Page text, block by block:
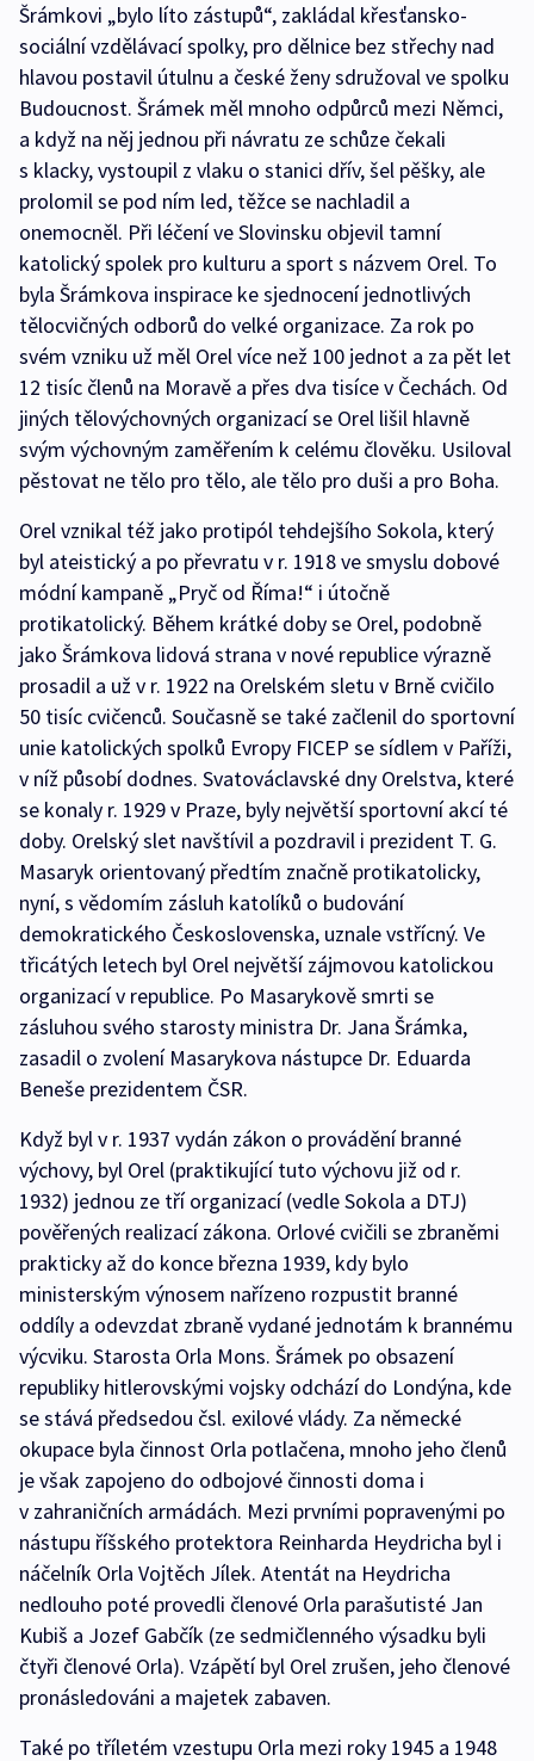
Šrámkovi „bylo líto zástupů“, zakládal křesťansko-
sociální vzdělávací spolky, pro dělnice bez střechy nad
hlavou postavil útulnu a české ženy sdružoval ve spolku
Budoucnost. Šrámek měl mnoho odpůrců mezi Němci,
a když na něj jednou při návratu ze schůze čekali
s klacky, vystoupil z vlaku o stanici dřív, šel pěšky, ale
prolomil se pod ním led, těžce se nachladil a
onemocněl. Při léčení ve Slovinsku objevil tamní
katolický spolek pro kulturu a sport s názvem Orel. To
byla Šrámkova inspirace ke sjednocení jednotlivých
tělocvičných odborů do velké organizace. Za rok po
svém vzniku už měl Orel více než 100 jednot a za pět let
12 tisíc členů na Moravě a přes dva tisíce v Čechách. Od
jiných tělovýchovných organizací se Orel lišil hlavně
svým výchovným zaměřením k celému člověku. Usiloval
pěstovat ne tělo pro tělo, ale tělo pro duši a pro Boha.
Orel vznikal též jako protipól tehdejšího Sokola, který
byl ateistický a po převratu v r. 1918 ve smyslu dobové
módní kampaně „Pryč od Říma!“ i útočně
protikatolický. Během krátké doby se Orel, podobně
jako Šrámkova lidová strana v nové republice výrazně
prosadil a už v r. 1922 na Orelském sletu v Brně cvičilo
50 tisíc cvičenců. Současně se také začlenil do sportovní
unie katolických spolků Evropy FICEP se sídlem v Paříži,
v níž působí dodnes. Svatováclavské dny Orelstva, které
se konaly r. 1929 v Praze, byly největší sportovní akcí té
doby. Orelský slet navštívil a pozdravil i prezident T. G.
Masaryk orientovaný předtím značně protikatolicky,
nyní, s vědomím zásluh katolíků o budování
demokratického Československa, uznale vstřícný. Ve
třicátých letech byl Orel největší zájmovou katolickou
organizací v republice. Po Masarykově smrti se
zásluhou svého starosty ministra Dr. Jana Šrámka,
zasadil o zvolení Masarykova nástupce Dr. Eduarda
Beneše prezidentem ČSR.
Když byl v r. 1937 vydán zákon o provádění branné
výchovy, byl Orel (praktikující tuto výchovu již od r.
1932) jednou ze tří organizací (vedle Sokola a DTJ)
pověřených realizací zákona. Orlové cvičili se zbraněmi
prakticky až do konce března 1939, kdy bylo
ministerským výnosem nařízeno rozpustit branné
oddíly a odevzdat zbraně vydané jednotám k brannému
výcviku. Starosta Orla Mons. Šrámek po obsazení
republiky hitlerovskými vojsky odchází do Londýna, kde
se stává předsedou čsl. exilové vlády. Za německé
okupace byla činnost Orla potlačena, mnoho jeho členů
je však zapojeno do odbojové činnosti doma i
v zahraničních armádách. Mezi prvními popravenými po
nástupu říšského protektora Reinharda Heydricha byl i
náčelník Orla Vojtěch Jílek. Atentát na Heydricha
nedlouho poté provedli členové Orla parašutisté Jan
Kubiš a Jozef Gabčík (ze sedmičlenného výsadku byli
čtyři členové Orla). Vzápětí byl Orel zrušen, jeho členové
pronásledováni a majetek zabaven.
Také po tříletém vzestupu Orla mezi roky 1945 a 1948